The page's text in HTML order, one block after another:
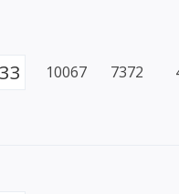
10067 7372